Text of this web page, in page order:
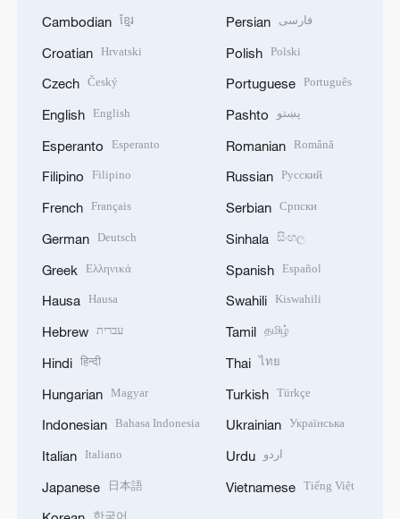
Cambodian ខ្មែរ
Croatian Hrvatski
Czech Český
English English
Esperanto Esperanto
Filipino Filipino
French Français
German Deutsch
Greek Ελληνικά
Hausa Hausa
Hebrew עברית
Hindi हिन्दी
Hungarian Magyar
Indonesian Bahasa Indonesia
Italian Italiano
Japanese 日本語
Persian فارسی
Polish Polski
Portuguese Português
Pashto پښتو
Romanian Română
Russian Русский
Serbian Српски
Sinhala සිංහල
Spanish Español
Swahili Kiswahili
Tamil தமிழ்
Thai ไทย
Turkish Türkçe
Ukrainian Українська
Urdu اردو
Vietnamese Tiếng Việt